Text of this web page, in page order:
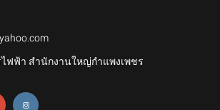
ฟฟ้า สำนักงานใหญ่กำแพงเพชร